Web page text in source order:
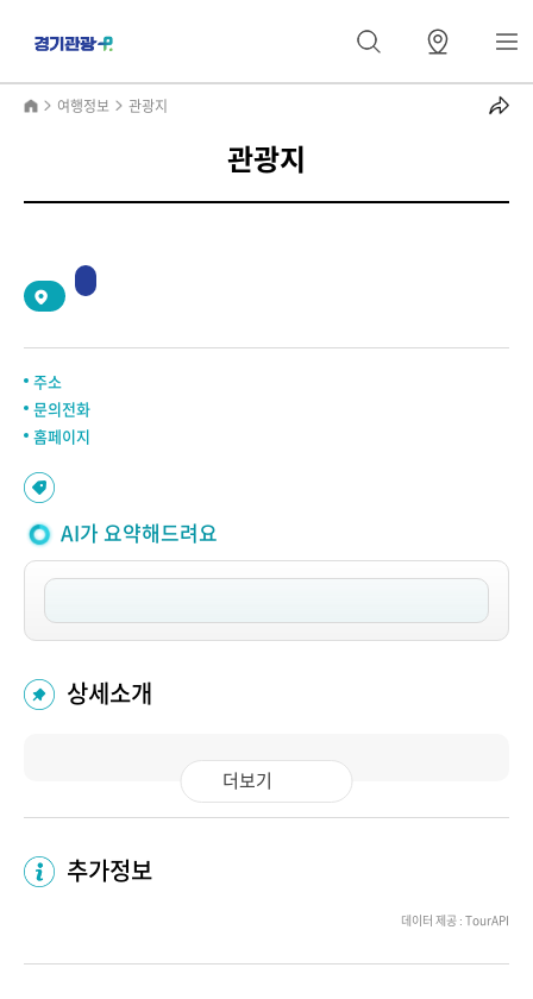
여행정보 관광지
관광지
주소
문의전화
홈페이지
AI가 요약해드려요
상세소개
더보기
추가정보
데이터 제공 : TourAPI